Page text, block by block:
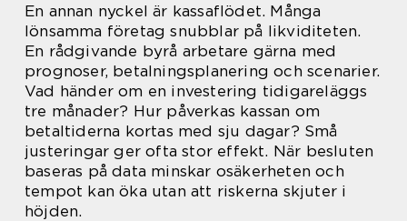
En annan nyckel är kassaflödet. Många
lönsamma företag snubblar på likviditeten.
En rådgivande byrå arbetare gärna med
prognoser, betalningsplanering och scenarier.
Vad händer om en investering tidigareläggs
tre månader? Hur påverkas kassan om
betaltiderna kortas med sju dagar? Små
justeringar ger ofta stor effekt. När besluten
baseras på data minskar osäkerheten och
tempot kan öka utan att riskerna skjuter i
höjden.